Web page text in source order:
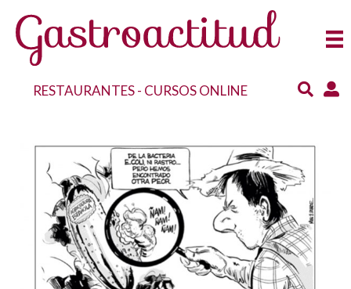
RESTAURANTES- CURSOS ONLINE